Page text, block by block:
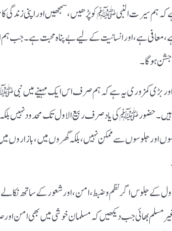
ہے کہ ہم سیرت النبی ﷺ کو پڑھیں، سمجھیں اور اپنی
ہے، اور انسانیت کے لیے بے پناہ محبت ہے۔ جب ہم
ہوگا۔
کمزوری یہ ہے کہ ہم صرف اس ایک مہینے میں نبی ﷺ
حضور ﷺ کی یاد صرف ربیع الاول تک محدود نہیں بلکہ
اور جلوسوں سے ممکن نہیں، بلکہ گھروں میں، بازاروں
کے جلوس اگر نظم و ضبط، امن، اور شعور کے ساتھ نکالے
مسلم بھائی جب دیکھیں کہ مسلمان خوشی میں بھی امن اور